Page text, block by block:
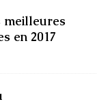
meilleures
en 2017